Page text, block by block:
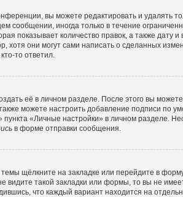
вы можете редактировать и удалять
сообщении, иногда только в течение
показывает количество правок, а также дату
хотя они могут сами написать о сделанных
то ответил.
её в личном разделе. После этого вы
можете настроить добавление подписи по
«Личные настройки» в личном разделе.
в форме отправки сообщения.
щёлкните на закладке или перейдите в
видите такой закладки или формы, то вы не
что каждый вариант находится на